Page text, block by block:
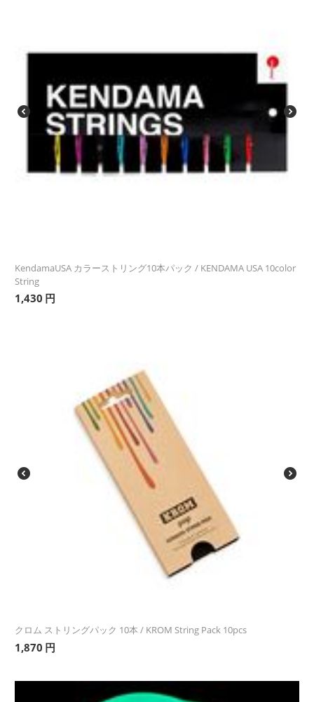
KendamaUSA カラーストリング10本パック / KENDAMA USA 10color
String
1,430 円
クロム ストリングパック 10本 / KROM String Pack 10pcs
1,870 円